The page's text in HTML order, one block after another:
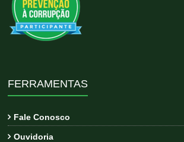
FERRAMENTAS
Fale Conosco
Ouvidoria